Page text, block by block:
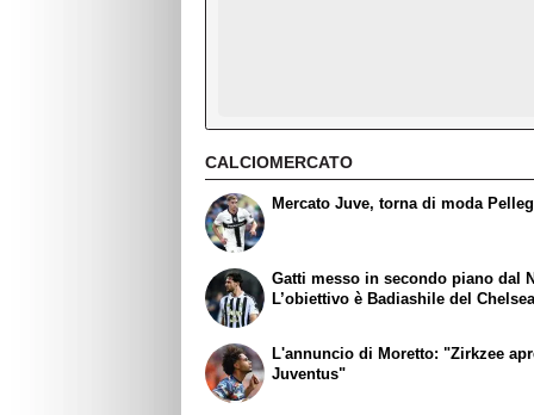
CALCIOMERCATO
Mercato Juve, torna di moda
Gatti messo in secondo piano dal
L’obiettivo è Badiashile del
L'annuncio di Moretto: "Zirkzee
Juventus"